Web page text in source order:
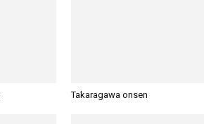
Takaragawa onsen